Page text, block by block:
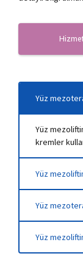
Yüz
Yüz
kremler
Yüz
seans
Yüz
edilir ancak
Yüz